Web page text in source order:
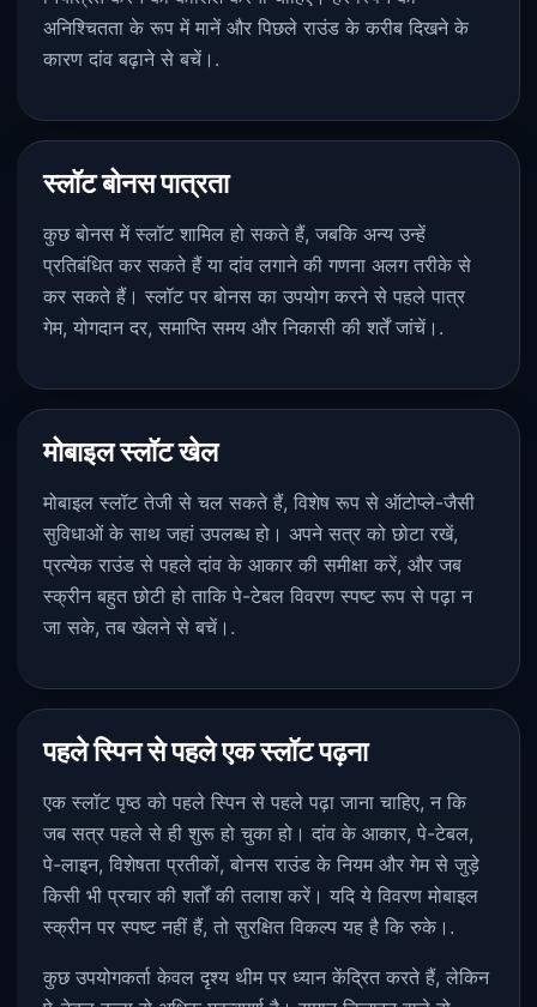
अनिश्चितता के रूप में मानें और पिछले राउंड के करीब दिखने के
कारण दांव बढ़ाने से बचें।.
स्लॉट बोनस पात्रता
कुछ बोनस में स्लॉट शामिल हो सकते हैं, जबकि अन्य उन्हें
प्रतिबंधित कर सकते हैं या दांव लगाने की गणना अलग तरीके से
कर सकते हैं। स्लॉट पर बोनस का उपयोग करने से पहले पात्र
गेम, योगदान दर, समाप्ति समय और निकासी की शर्तें जांचें।.
मोबाइल स्लॉट खेल
मोबाइल स्लॉट तेजी से चल सकते हैं, विशेष रूप से ऑटोप्ले-जैसी
सुविधाओं के साथ जहां उपलब्ध हो। अपने सत्र को छोटा रखें,
प्रत्येक राउंड से पहले दांव के आकार की समीक्षा करें, और जब
स्क्रीन बहुत छोटी हो ताकि पे-टेबल विवरण स्पष्ट रूप से पढ़ा न
जा सके, तब खेलने से बचें।.
पहले स्पिन से पहले एक स्लॉट पढ़ना
एक स्लॉट पृष्ठ को पहले स्पिन से पहले पढ़ा जाना चाहिए, न कि
जब सत्र पहले से ही शुरू हो चुका हो। दांव के आकार, पे-टेबल,
पे-लाइन, विशेषता प्रतीकों, बोनस राउंड के नियम और गेम से जुड़े
किसी भी प्रचार की शर्तों की तलाश करें। यदि ये विवरण मोबाइल
स्क्रीन पर स्पष्ट नहीं हैं, तो सुरक्षित विकल्प यह है कि रुके।.
कुछ उपयोगकर्ता केवल दृश्य थीम पर ध्यान केंद्रित करते हैं, लेकिन